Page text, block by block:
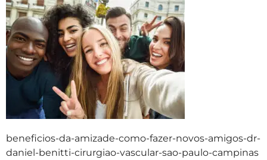
beneficios-da-amizade-como-fazer-novos-amigos-dr-
daniel-benitti-cirurgiao-vascular-sao-paulo-campinas